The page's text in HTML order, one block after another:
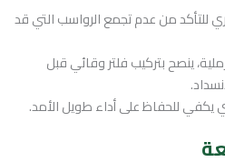
من عدم تجمع الرواسب التي قد
ينصح بتركيب فلتر وقائي قبل
للحفاظ على أداء طويل الأمد.